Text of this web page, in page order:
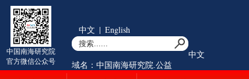
中国南海研究院
官方微信公众号
中文 | English
中文
域名：中国南海研究院.公益